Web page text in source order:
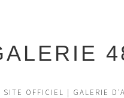
SITE OFFICIEL | GALERIE